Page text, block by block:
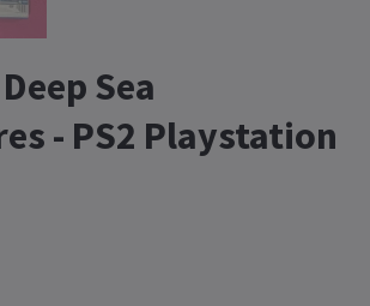
Sea
- PS2 Playstation